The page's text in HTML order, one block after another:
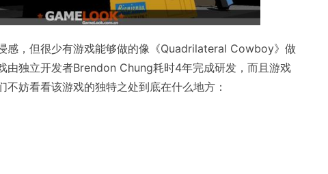
感，但很少有游戏能够做的像《Quadrilateral Cowboy》做
由独立开发者Brendon Chung耗时4年完成研发，而且游戏
妨看看该游戏的独特之处到底在什么地方：